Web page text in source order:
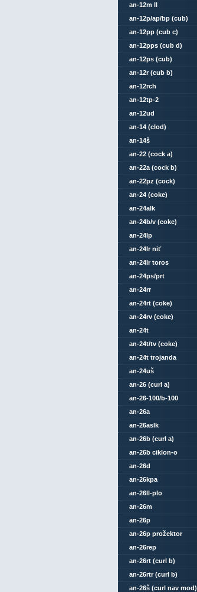
an-12m ll
an-12p/ap/bp (cub)
an-12pp (cub c)
an-12pps (cub d)
an-12ps (cub)
an-12r (cub b)
an-12rch
an-12tp-2
an-12ud
an-14 (clod)
an-14š
an-22 (cock a)
an-22a (cock b)
an-22pz (cock)
an-24 (coke)
an-24alk
an-24b/v (coke)
an-24lp
an-24lr niť
an-24lr toros
an-24ps/prt
an-24rr
an-24rt (coke)
an-24rv (coke)
an-24t
an-24t/tv (coke)
an-24t trojanda
an-24uš
an-26 (curl a)
an-26-100/b-100
an-26a
an-26aslk
an-26b (curl a)
an-26b ciklon-o
an-26d
an-26kpa
an-26ll-plo
an-26m
an-26p
an-26p prožektor
an-26rep
an-26rt (curl b)
an-26rtr (curl b)
an-26š (curl nav mod)